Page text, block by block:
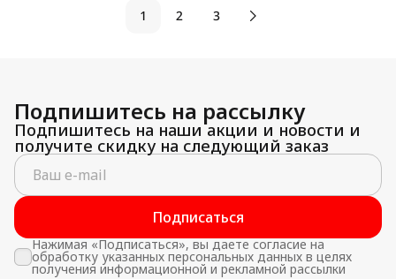
1 2 3
Подпишитесь на рассылку
Подпишитесь на наши акции и новости и
получите скидку на следующий заказ
Подписаться
Нажимая «Подписаться», вы даете согласие на
обработку указанных персональных данных в целях
получения информационной и рекламной рассылки